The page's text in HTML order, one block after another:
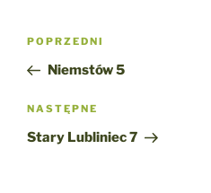
Nawigacja
Poprzedni
wpis
POPRZEDNI
Niemstów 5
Następny
wpis
NASTĘPNE
Stary Lubliniec 7